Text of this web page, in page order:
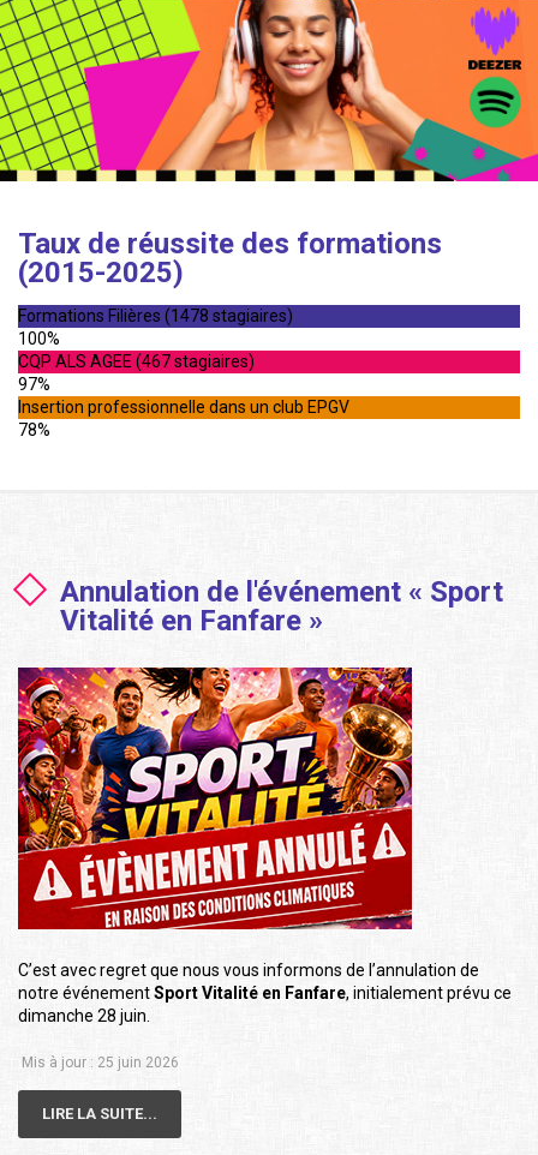
Taux de réussite des formations
(2015-2025)
Formations Filières (1478 stagiaires)
100%
CQP ALS AGEE (467 stagiaires)
97%
Insertion professionnelle dans un club EPGV
78%
Annulation de l'événement « Sport
Vitalité en Fanfare »
C’est avec regret que nous vous informons de l’annulation de
notre événementSport Vitalité en Fanfare, initialement prévu ce
dimanche 28 juin.
Mis à jour : 25 juin 2026
LIRE LA SUITE...